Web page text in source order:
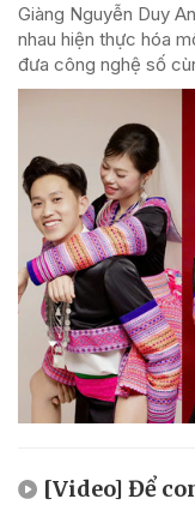
Giàng Nguyễn Duy
nhau hiện thực hóa
đưa công nghệ số
[Video] Để